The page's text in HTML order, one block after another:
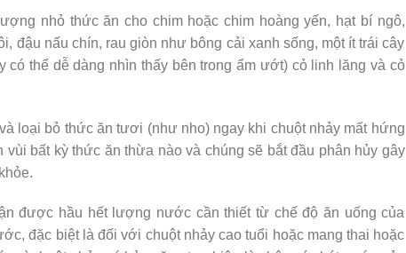
nhỏ thức ăn cho chim hoặc chim hoàng yến, hạt bí ngô,
đậu nấu chín, rau giòn như bông cải xanh sống, một ít trái cây
thể dễ dàng nhìn thấy bên trong ẩm ướt) cỏ linh lăng và cỏ
loại bỏ thức ăn tươi (như nho) ngay khi chuột nhảy mất hứng
bất kỳ thức ăn thừa nào và chúng sẽ bắt đầu phân hủy gây
được hầu hết lượng nước cần thiết từ chế độ ăn uống của
đặc biệt là đối với chuột nhảy cao tuổi hoặc mang thai hoặc